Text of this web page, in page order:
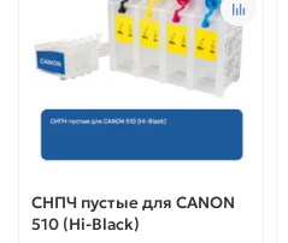
СНПЧ пустые для CANON
510 (Hi-Black)